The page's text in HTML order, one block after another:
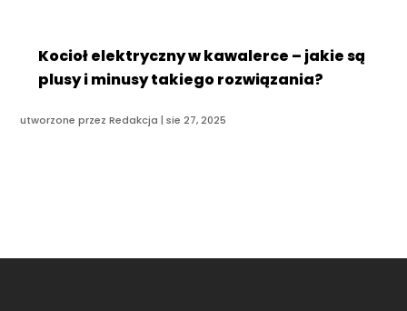
Kocioł elektryczny w kawalerce – jakie są
plusy i minusy takiego rozwiązania?
utworzone przezRedakcja |sie 27, 2025